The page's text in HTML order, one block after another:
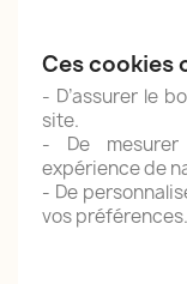
Ces cookies
- D’assurer le
site.
- De mesurer
expérience de
- De
vos préférences.